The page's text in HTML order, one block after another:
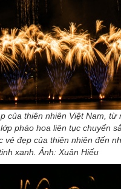
của thiên nhiên Việt Nam,
pháo hoa liên tục chuyển
đẹp của thiên nhiên đến
xanh. Ảnh: Xuân Hiếu